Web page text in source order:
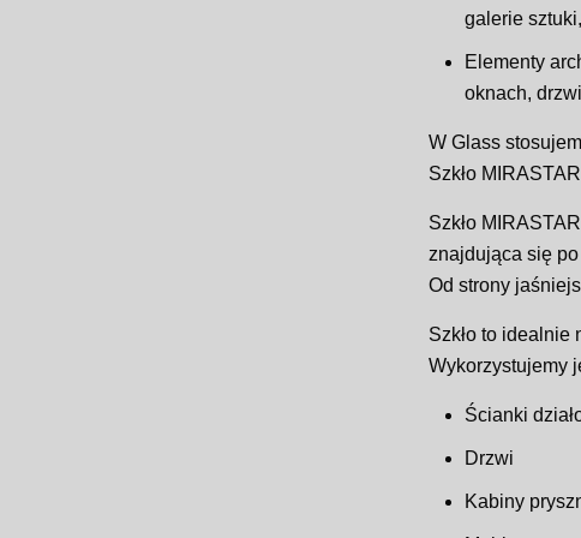
galerie
Elementy
oknach,
W Glass
Szkło
Szkło
znajdująca się
Od strony
Szkło to idealnie
Wykorzystujemy
Ścianki
Drzwi
Kabiny